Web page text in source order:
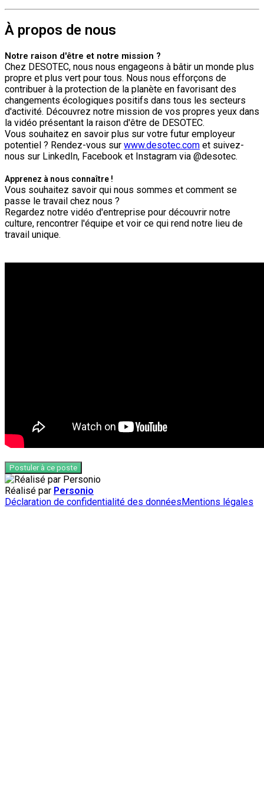
À propos de nous
Notre raison d'être et notre mission ?
Chez DESOTEC, nous nous engageons à bâtir un monde plus
propre et plus vert pour tous. Nous nous efforçons de
contribuer à la protection de la planète en favorisant des
changements écologiques positifs dans tous les secteurs
d'activité. Découvrez notre mission de vos propres yeux dans
la vidéo présentant la raison d'être de DESOTEC.
Vous souhaitez en savoir plus sur votre futur employeur
potentiel ? Rendez-vous sur www.desotec.com et suivez-
nous sur LinkedIn, Facebook et Instagram via @desotec.
Apprenez à nous connaître !
Vous souhaitez savoir qui nous sommes et comment se
passe le travail chez nous ?
Regardez notre vidéo d'entreprise pour découvrir notre
culture, rencontrer l'équipe et voir ce qui rend notre lieu de
travail unique.
Postuler à ce poste
Réalisé par Personio
Déclaration de confidentialité des donnéesMentions légales